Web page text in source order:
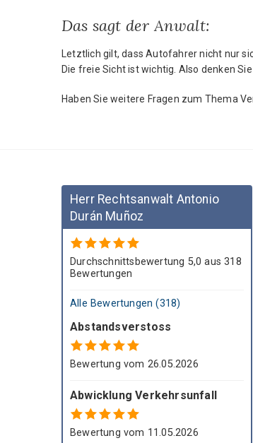
M
Z
Das sagt der Anwalt:
Letztlich gilt, dass Autofahrer nicht nur
Die freie Sicht ist wichtig. Also denken
Haben Sie weitere Fragen zum Thema
Herr Rechtsanwalt Antonio
Durán Muñoz
Durchschnittsbewertung 5,0 aus 318
Bewertungen
Alle Bewertungen (318)
Abstandsverstoss
Bewertung vom 26.05.2026
Abwicklung Verkehrsunfall
Bewertung vom 11.05.2026